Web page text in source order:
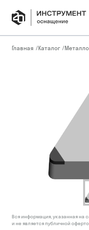
Главная /Каталог /
Вся информация, указанная на
и не является публичной